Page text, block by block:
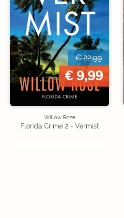
€ 22,99
€ 9,99
Willow Rose
Florida Crime 2 - Vermist